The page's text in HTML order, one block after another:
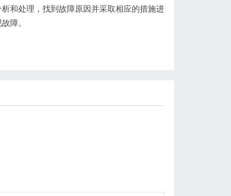
和处理，找到故障原因并采取相应的措施进
障。